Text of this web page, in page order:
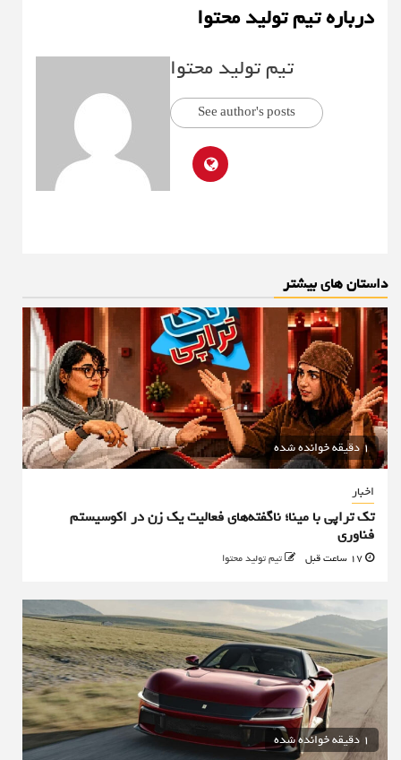
درباره تیم تولید محتوا
تیم تولید محتوا
See author's posts
داستان های بیشتر
1 دقیقه خوانده شده
اخبار
تک تراپی با مینا؛ ناگفته‌های فعالیت یک زن در اکوسیستم
فناوری
تیم تولید محتوا
1 دقیقه خوانده شده